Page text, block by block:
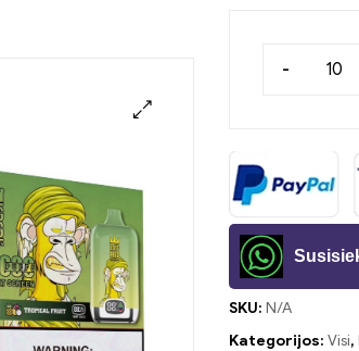
-
SKU:N/A
Kategorijos:Visi,